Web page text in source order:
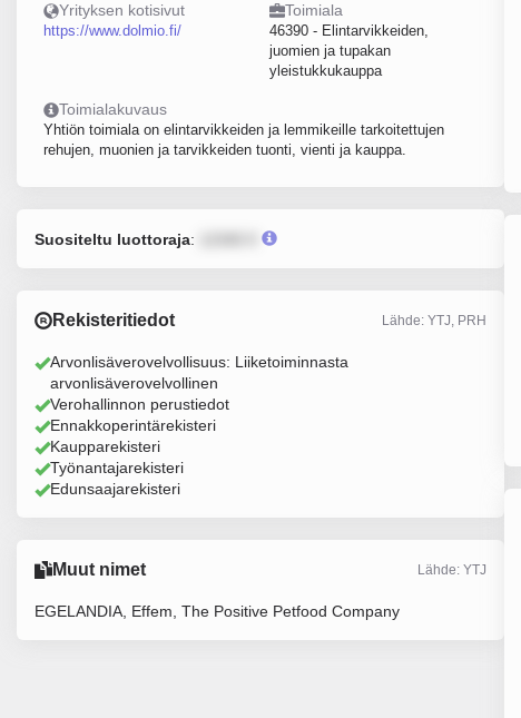
Yrityksen kotisivut
https://www.dolmio.fi/
Toimiala
46390 - Elintarvikkeiden,
juomien ja tupakan
yleistukkukauppa
Toimialakuvaus
Yhtiön toimiala on elintarvikkeiden ja lemmikeille tarkoitettujen
rehujen, muonien ja tarvikkeiden tuonti, vienti ja kauppa.
Suositeltu luottoraja:
Rekisteritiedot Lähde: YTJ, PRH
Arvonlisäverovelvollisuus: Liiketoiminnasta
arvonlisäverovelvollinen
Verohallinnon perustiedot
Ennakkoperintärekisteri
Kaupparekisteri
Työnantajarekisteri
Edunsaajarekisteri
Muut nimet Lähde: YTJ
EGELANDIA, Effem, The Positive Petfood Company